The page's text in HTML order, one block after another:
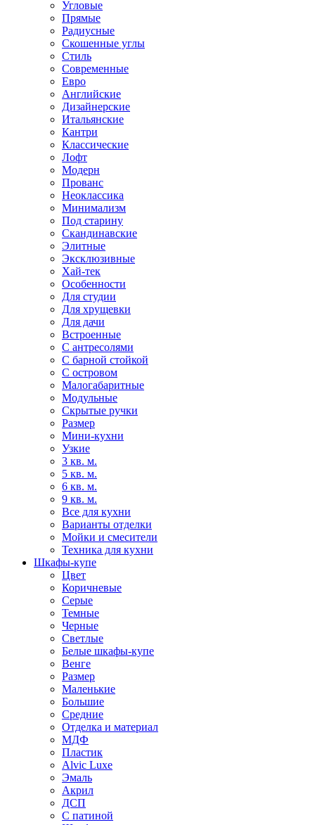
Угловые
Прямые
Радиусные
Скошенные углы
Стиль
Современные
Евро
Английские
Дизайнерские
Итальянские
Кантри
Классические
Лофт
Модерн
Прованс
Неоклассика
Минимализм
Под старину
Скандинавские
Элитные
Эксклюзивные
Хай-тек
Особенности
Для студии
Для хрущевки
Для дачи
Встроенные
С антресолями
С барной стойкой
С островом
Малогабаритные
Модульные
Скрытые ручки
Размер
Мини-кухни
Узкие
3 кв. м.
5 кв. м.
6 кв. м.
9 кв. м.
Все для кухни
Варианты отделки
Мойки и смесители
Техника для кухни
Шкафы-купе
Цвет
Коричневые
Серые
Темные
Черные
Светлые
Белые шкафы-купе
Венге
Размер
Маленькие
Большие
Средние
Отделка и материал
МДФ
Пластик
Alvic Luxe
Эмаль
Акрил
ДСП
С патиной